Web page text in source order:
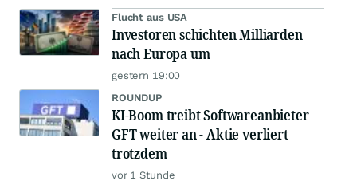
Flucht aus USA
Investoren schichten Milliarden
nach Europa um
gestern 19:00
ROUNDUP
KI-Boom treibt Softwareanbieter
GFT weiter an - Aktie verliert
trotzdem
vor 1 Stunde